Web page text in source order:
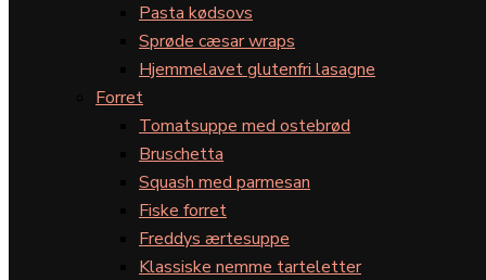
Pasta kødsovs
Sprøde cæsar wraps
Hjemmelavet glutenfri lasagne
Forret
Tomatsuppe med ostebrød
Bruschetta
Squash med parmesan
Fiske forret
Freddys ærtesuppe
Klassiske nemme tarteletter